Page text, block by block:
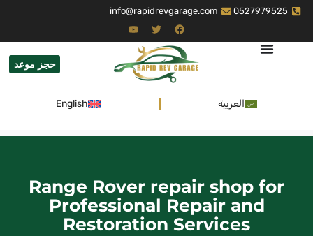
0527979525
info@rapidrevgarage.com
حجز موعد
العربية English
Range Rover repair shop for
Professional Repair and
Restoration Services